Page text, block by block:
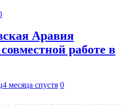
Аравия
работе в
4 месяца спустя 0